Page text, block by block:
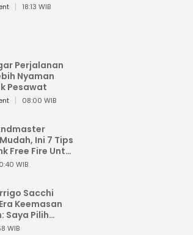
18:13 WIB
Perjalanan
Nyaman
Pesawat
08:00 WIB
Ini 7 Tips
Free Fire Untuk
WIB
Sacchi
Keemasan
Saya Pilih
Isi Otaknya
WIB